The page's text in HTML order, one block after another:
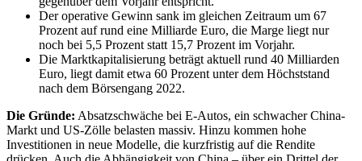
Der operative Gewinn sank im gleichen Zeitraum um 67
Prozent auf rund eine Milliarde Euro, die Marge liegt nur
noch bei 5,5 Prozent statt 15,7 Prozent im Vorjahr.
Die Marktkapitalisierung beträgt aktuell rund 40 Milliarden
Euro, liegt damit etwa 60 Prozent unter dem Höchststand
nach dem Börsengang 2022.
Die Gründe: Absatzschwäche bei E-Autos, ein schwacher China-
Markt und US-Zölle belasten massiv. Hinzu kommen hohe
Investitionen in neue Modelle, die kurzfristig auf die Rendite